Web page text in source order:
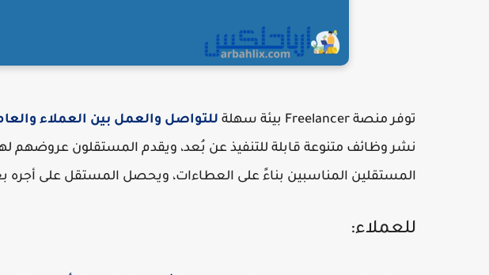
توفر منصة Freelancer بيئة سهلة للتواصل والعمل بين العملاء
نشر وظائف متنوعة قابلة للتنفيذ عن بُعد، ويقدم المستقلون عروضهم
المستقلين المناسبين بناءً على العطاءات، ويحصل المستقل على أجره
للعملاء: